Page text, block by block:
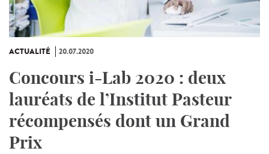
ACTUALITÉ 20.07.2020
Concours i-Lab 2020 : deux
lauréats de l’Institut Pasteur
récompensés dont un Grand
Prix